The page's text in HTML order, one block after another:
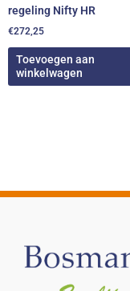
regeling Nifty HR
€272,25
Toevoegen aan
winkelwagen